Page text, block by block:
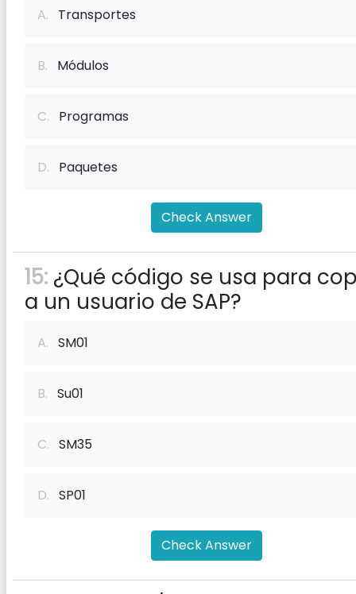
A. Transportes
B. Módulos
C. Programas
D. Paquetes
Check Answer
15: ¿Qué código se usa para
a un usuario de SAP?
A. SM01
B. Su01
C. SM35
D. SP01
Check Answer